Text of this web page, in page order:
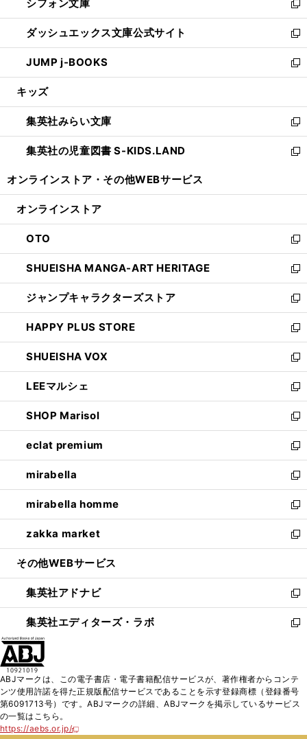
く
で
開
く
ィ
ン
ド
ウ
で
開
い
ウ
ィ
ン
ド
ウ
開
く
シフォン文庫
新
し
い
ウ
ィ
ン
ウ
で
開
く
ダッシュエックス文庫公式サイト
新
し
い
ウ
ン
ド
ウ
で
JUMP j-BOOKS
新
し
ウ
ィ
ン
ド
開
キッズ
集英社みらい文庫
新
し
い
ン
ウ
で
開
く
集英社の児童図書 S-KIDS.LAND
新
ウ
ン
ド
ウ
で
開
く
オンラインストア・ その他WEBサービス
オンラインストア
OTO
新
し
い
ウ
ィ
ン
ド
ウ
で
開
く
SHUEISHA MANGA-ART HERITAGE
新
し
い
ウ
ィ
ン
ド
ウ
で
開
く
ジャンプキャラクターズストア
新
し
い
ウ
ィ
ン
ド
ウ
で
開
く
HAPPY PLUS STORE
新
し
い
ウ
ィ
ン
ド
ウ
で
開
く
SHUEISHA VOX
新
し
い
ウ
ィ
ン
ド
ウ
で
開
く
LEEマルシェ
新
し
い
ウ
ィ
ン
ド
ウ
で
開
く
SHOP Marisol
新
し
い
ウ
ィ
ン
ド
ウ
で
開
eclat premium
新
し
い
ウ
ィ
ン
ド
ウ
開
く
mirabella
新
し
い
ウ
ィ
ン
ウ
で
開
く
mirabella homme
新
し
い
ウ
ン
ド
ウ
で
zakka market
新
し
ウ
ィ
ン
ド
く
その他WEBサービス
集英社アドナビ
新
し
い
ド
ウ
で
集英社エディターズ・ラボ
新
ィ
ン
ABJマークは、この電子書店・電子書籍配信サービスが、著作権者からコンテ
ンツ使用許諾を得た正規版配信サービスであることを示す登録商標（登録番号
第6091713号）です。ABJマークの詳細、ABJマークを掲示しているサービス
の一覧はこちら。
https://aebs.or.jp/
新